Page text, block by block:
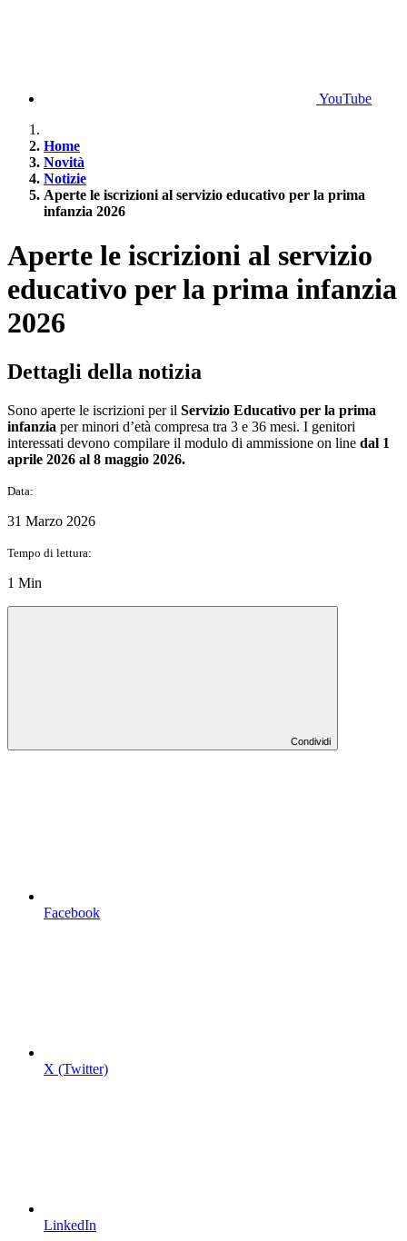
YouTube
Home
Novità
Notizie
Aperte le iscrizioni al servizio educativo per la prima
infanzia 2026
Aperte le iscrizioni al servizio
educativo per la prima infanzia
2026
Dettagli della notizia
Sono aperte le iscrizioni per il Servizio Educativo per la prima
infanzia per minori d’età compresa tra 3 e 36 mesi. I genitori
interessati devono compilare il modulo di ammissione on line dal 1
aprile 2026 al 8 maggio 2026.
Data:
31 Marzo 2026
Tempo di lettura:
1 Min
Condividi
Facebook
X (Twitter)
LinkedIn